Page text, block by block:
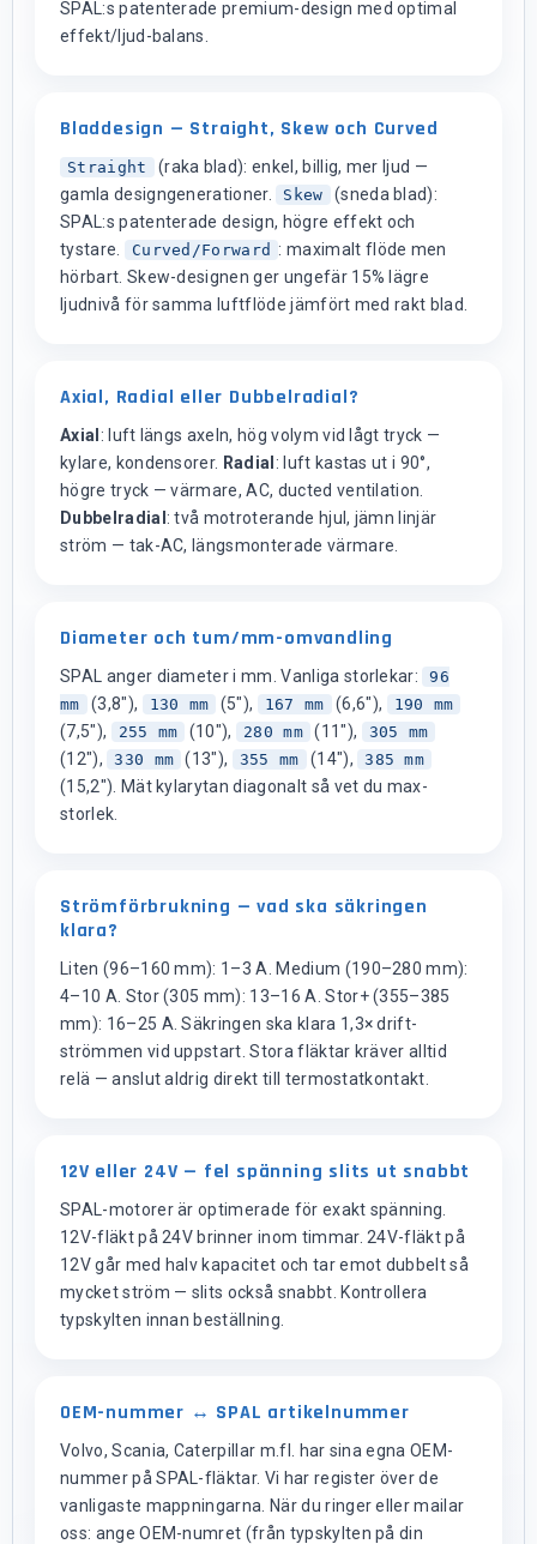
SPAL:s patenterade premium-design med optimal
effekt/ljud-balans.
Bladdesign — Straight, Skew och Curved
Straight
(raka blad): enkel, billig, mer ljud —
gamla designgenerationer.
Skew
(sneda blad):
SPAL:s patenterade design, högre effekt och
tystare.
Curved/Forward : maximalt flöde men
hörbart. Skew-designen ger ungefär 15% lägre
ljudnivå för samma luftflöde jämfört med rakt blad.
Axial, Radial eller Dubbelradial?
Axial : luft längs axeln, hög volym vid lågt tryck —
kylare, kondensorer. Radial : luft kastas ut i 90°,
högre tryck — värmare, AC, ducted ventilation.
Dubbelradial : två motroterande hjul, jämn linjär
ström — tak-AC, längsmonterade värmare.
Diameter och tum/mm-omvandling
SPAL anger diameter i mm. Vanliga storlekar:
96
mm
(3,8"), 130 mm (5"), 167 mm (6,6"), 190 mm
(7,5"), 255 mm (10"), 280 mm (11"), 305 mm
(12"), 330 mm (13"), 355 mm (14"), 385 mm
(15,2"). Mät kylarytan diagonalt så vet du max-
storlek.
Strömförbrukning — vad ska säkringen
klara?
Liten (96–160 mm): 1–3 A. Medium (190–280 mm):
4–10 A. Stor (305 mm): 13–16 A. Stor+ (355–385
mm): 16–25 A. Säkringen ska klara 1,3× drift-
strömmen vid uppstart. Stora fläktar kräver alltid
relä — anslut aldrig direkt till termostatkontakt.
12V eller 24V — fel spänning slits ut snabbt
SPAL-motorer är optimerade för exakt spänning.
12V-fläkt på 24V brinner inom timmar. 24V-fläkt på
12V går med halv kapacitet och tar emot dubbelt så
mycket ström — slits också snabbt. Kontrollera
typskylten innan beställning.
OEM-nummer ↔ SPAL artikelnummer
Volvo, Scania, Caterpillar m.fl. har sina egna OEM-
nummer på SPAL-fläktar. Vi har register över de
vanligaste mappningarna. När du ringer eller mailar
oss: ange OEM-numret (från typskylten på din